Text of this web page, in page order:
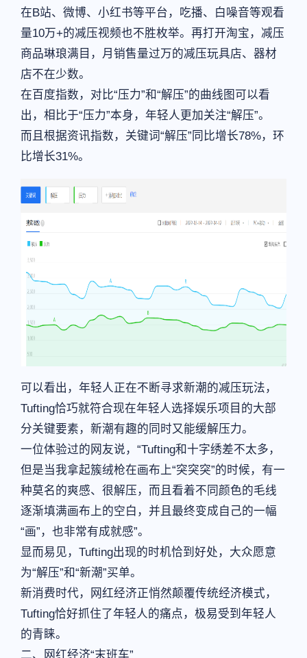
在B站、微博、小红书等平台，吃播、白噪音等观看
量10万+的减压视频也不胜枚举。再打开淘宝，减压
商品琳琅满目，月销售量过万的减压玩具店、器材
店不在少数。
在百度指数，对比“压力”和“解压”的曲线图可以看
出，相比于“压力”本身，年轻人更加关注“解压”。
而且根据资讯指数，关键词“解压”同比增长78%，环
比增长31%。
可以看出，年轻人正在不断寻求新潮的减压玩法，
Tufting恰巧就符合现在年轻人选择娱乐项目的大部
分关键要素，新潮有趣的同时又能缓解压力。
一位体验过的网友说，“Tufting和十字绣差不太多，
但是当我拿起簇绒枪在画布上“突突突”的时候，有一
种莫名的爽感、很解压，而且看着不同颜色的毛线
逐渐填满画布上的空白，并且最终变成自己的一幅
“画”，也非常有成就感”。
显而易见，Tufting出现的时机恰到好处，大众愿意
为“解压”和“新潮”买单。
新消费时代，网红经济正悄然颠覆传统经济模式，
Tufting恰好抓住了年轻人的痛点，极易受到年轻人
的青睐。
二、网红经济“末班车”